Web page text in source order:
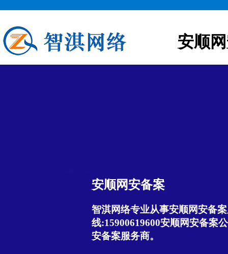
安顺
安顺网安备案
智淇网络专业从事安顺网安备
线:15900619600安顺网安备案
安备案服务商。